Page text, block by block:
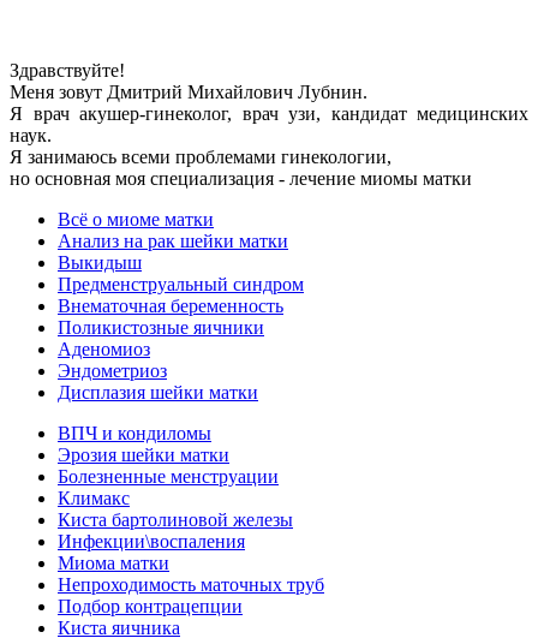
Здравствуйте!
Меня зовут Дмитрий Михайлович Лубнин.
Я врач акушер-гинеколог, врач узи, кандидат медицинских
наук.
Я занимаюсь всеми проблемами гинекологии,
но основная моя специализация - лечение миомы матки
Всё о миоме матки
Анализ на рак шейки матки
Выкидыш
Предменструальный синдром
Внематочная беременность
Поликистозные яичники
Аденомиоз
Эндометриоз
Дисплазия шейки матки
ВПЧ и кондиломы
Эрозия шейки матки
Болезненные менструации
Климакс
Киста бартолиновой железы
Инфекции\воспаления
Миома матки
Непроходимость маточных труб
Подбор контрацепции
Киста яичника